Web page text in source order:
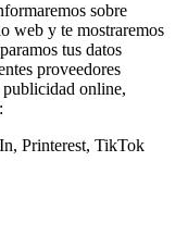
sobre
web y te mostraremos
tus datos
proveedores
publicidad online,
Printerest, TikTok